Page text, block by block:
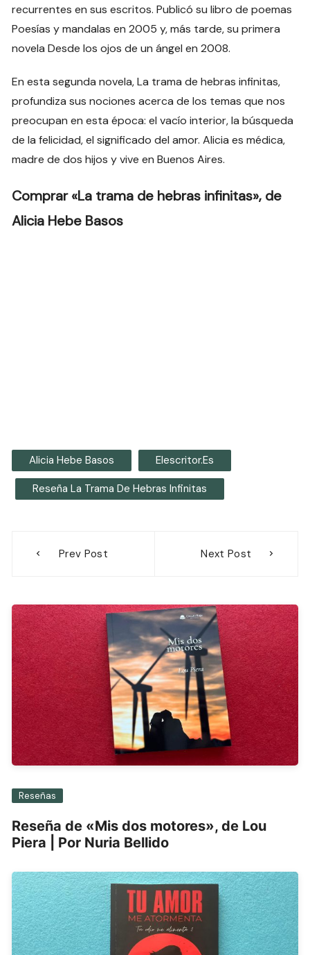
recurrentes en sus escritos. Publicó su libro de poemas
Poesías y mandalas en 2005 y, más tarde, su primera
novela Desde los ojos de un ángel en 2008.
En esta segunda novela, La trama de hebras infinitas,
profundiza sus nociones acerca de los temas que nos
preocupan en esta época: el vacío interior, la búsqueda
de la felicidad, el significado del amor. Alicia es médica,
madre de dos hijos y vive en Buenos Aires.
Comprar «La trama de hebras infinitas», de
Alicia Hebe Basos
Alicia Hebe Basos Elescritor.es
Reseña La Trama De Hebras Infinitas
Prev Post Next Post
Reseñas
Reseña de «Mis dos motores», de Lou
Piera | Por Nuria Bellido